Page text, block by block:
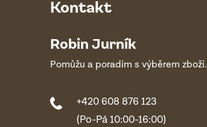
Kontakt
Robin Jurník
Pomůžu a poradím s výběrem zboží.
+420 608 876 123
(Po-Pá 10:00-16:00)